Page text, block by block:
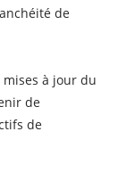
de
à jour du
de
de